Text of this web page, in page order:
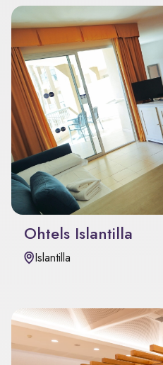
Ohtels Islantilla
Islantilla